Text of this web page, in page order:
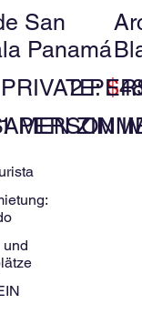
San
Panamá
$
und
2
PERSON